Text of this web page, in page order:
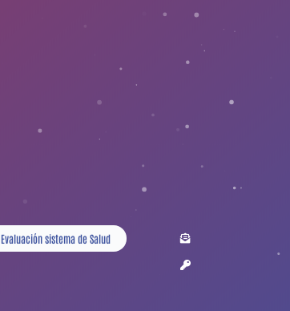
Evaluación sistema de Salud